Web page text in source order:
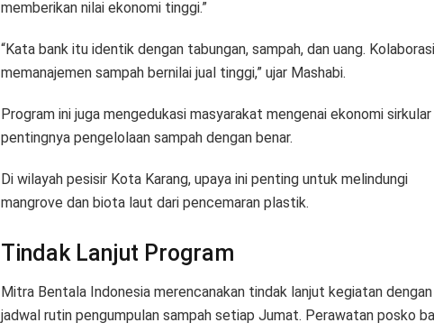
memberikan nilai ekonomi tinggi.”
“Kata bank itu identik dengan tabungan, sampah, dan uang.
memanajemen sampah bernilai jual tinggi,” ujar Mashabi.
Program ini juga mengedukasi masyarakat mengenai ekonomi sirkular
pentingnya pengelolaan sampah dengan benar.
Di wilayah pesisir Kota Karang, upaya ini penting untuk melindungi
mangrove dan biota laut dari pencemaran plastik.
Tindak Lanjut Program
Mitra Bentala Indonesia merencanakan tindak lanjut kegiatan dengan
jadwal rutin pengumpulan sampah setiap Jumat. Perawatan posko